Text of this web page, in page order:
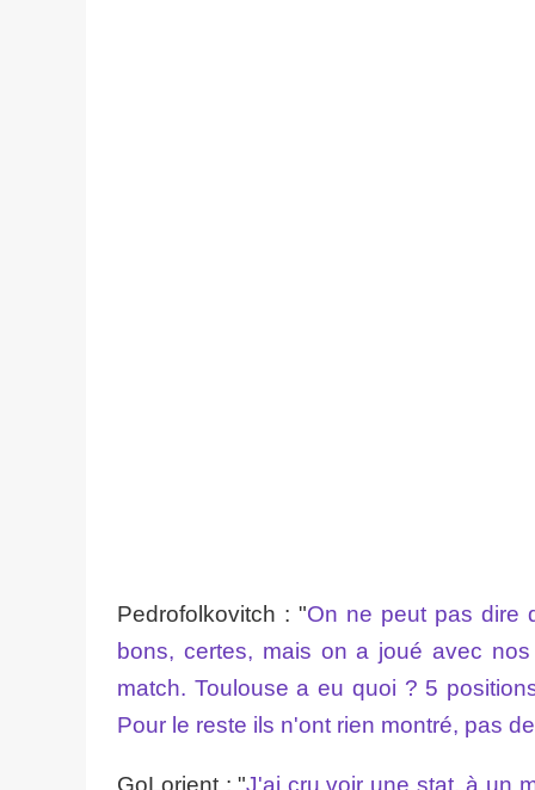
Pedrofolkovitch : "On ne peut pas dire
bons, certes, mais on a joué avec
match. Toulouse a eu quoi ? 5
Pour le reste ils n'ont rien montré, pas
GoLorient : "J'ai cru voir une stat, à un